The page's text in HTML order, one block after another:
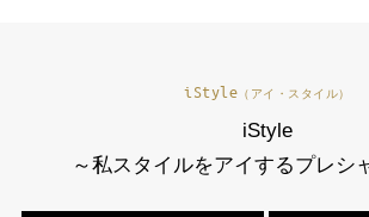
iStyle （アイ・スタイル）
iStyle
～私スタイルをアイするプレシ